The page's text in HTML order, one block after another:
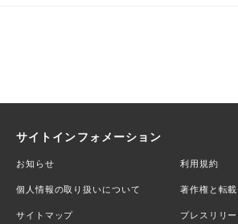
サイトインフォメーション
お知らせ 利用規約
個人情報の取り扱いについて 著作権と転
サイトマップ プレスリリ